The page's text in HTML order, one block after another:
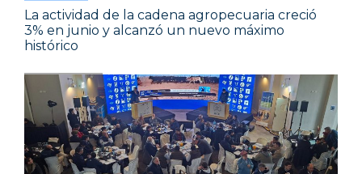
La actividad de la cadena agropecuaria creció
3% en junio y alcanzó un nuevo máximo
histórico